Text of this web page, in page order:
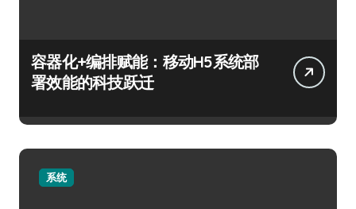
容器化+编排赋能：移动H5系统部
署效能的科技跃迁
系统